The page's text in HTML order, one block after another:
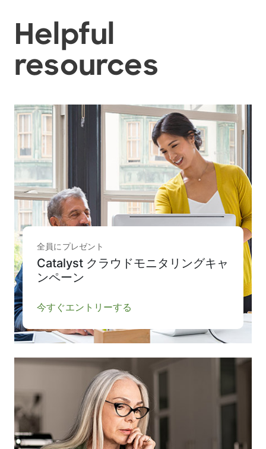
Helpful
resources
全員にプレゼント
Catalyst クラウドモニタリングキャ
ンペーン
今すぐエントリーする